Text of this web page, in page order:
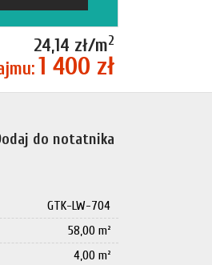
24,14 zł/m2
1 400 zł
do notatnika
GTK-LW-704
58,00 m²
4,00 m²